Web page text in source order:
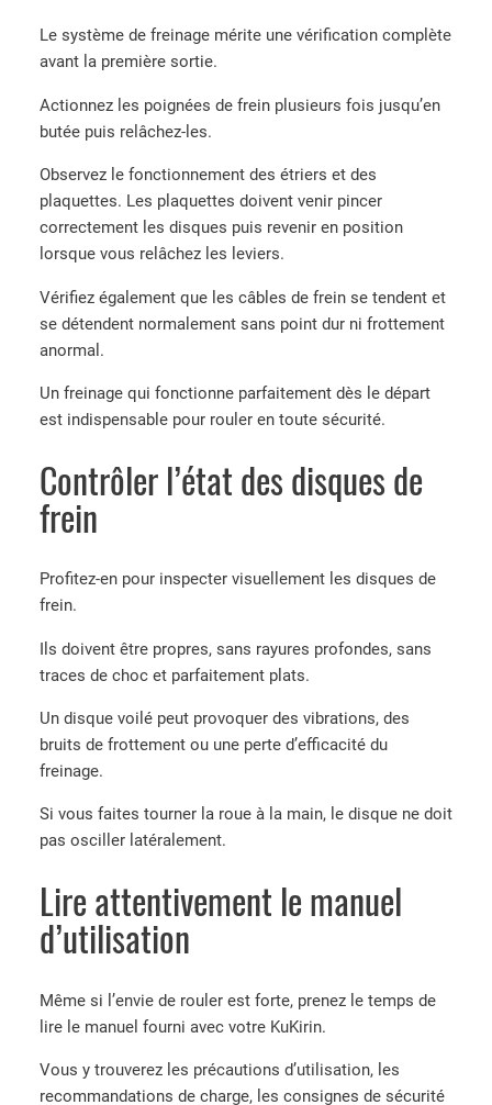
Le système de freinage mérite une vérification complète
avant la première sortie.
Actionnez les poignées de frein plusieurs fois jusqu’en
butée puis relâchez-les.
Observez le fonctionnement des étriers et des
plaquettes. Les plaquettes doivent venir pincer
correctement les disques puis revenir en position
lorsque vous relâchez les leviers.
Vérifiez également que les câbles de frein se tendent et
se détendent normalement sans point dur ni frottement
anormal.
Un freinage qui fonctionne parfaitement dès le départ
est indispensable pour rouler en toute sécurité.
Contrôler l’état des disques de
frein
Profitez-en pour inspecter visuellement les disques de
frein.
Ils doivent être propres, sans rayures profondes, sans
traces de choc et parfaitement plats.
Un disque voilé peut provoquer des vibrations, des
bruits de frottement ou une perte d’efficacité du
freinage.
Si vous faites tourner la roue à la main, le disque ne doit
pas osciller latéralement.
Lire attentivement le manuel
d’utilisation
Même si l’envie de rouler est forte, prenez le temps de
lire le manuel fourni avec votre KuKirin.
Vous y trouverez les précautions d’utilisation, les
recommandations de charge, les consignes de sécurité